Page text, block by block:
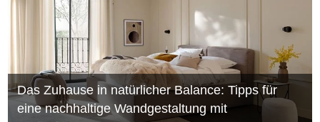
Das Zuhause in natürlicher Balance: Tipps für
eine nachhaltige Wandgestaltung mit